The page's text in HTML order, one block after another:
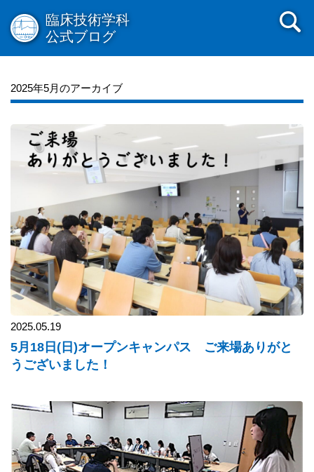
臨床技術学科
公式ブログ
2025年5月のアーカイブ
2025.05.19
5月18日(日)オープンキャンパス ご来場ありがと
うございました！